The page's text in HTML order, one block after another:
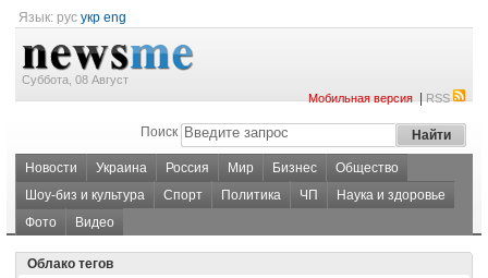
Язык: рус укр eng
Суббота, 08 Август
Мобильная версия|RSS
Поиск
Новости Украина Россия Мир Бизнес
Общество
Шоу-биз и культура
Спорт Политика ЧП
Наука и здоровье
Фото
Видео
Облако тегов